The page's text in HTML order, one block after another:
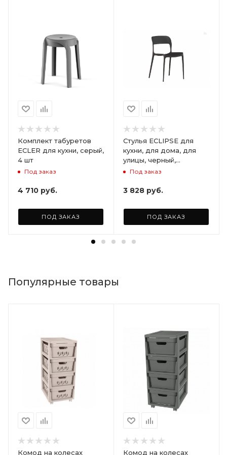
Комплект табуретов
ECLER для кухни, серый,
4 шт
Под заказ
4 710 руб.
ПОД ЗАКАЗ
Стулья ECLIPSE для
кухни, для дома, для
улицы, черный,
комплект 2 шт.
Под заказ
3 828 руб.
ПОД ЗАКАЗ
Популярные товары
Комод на колесах
Комод на колесах